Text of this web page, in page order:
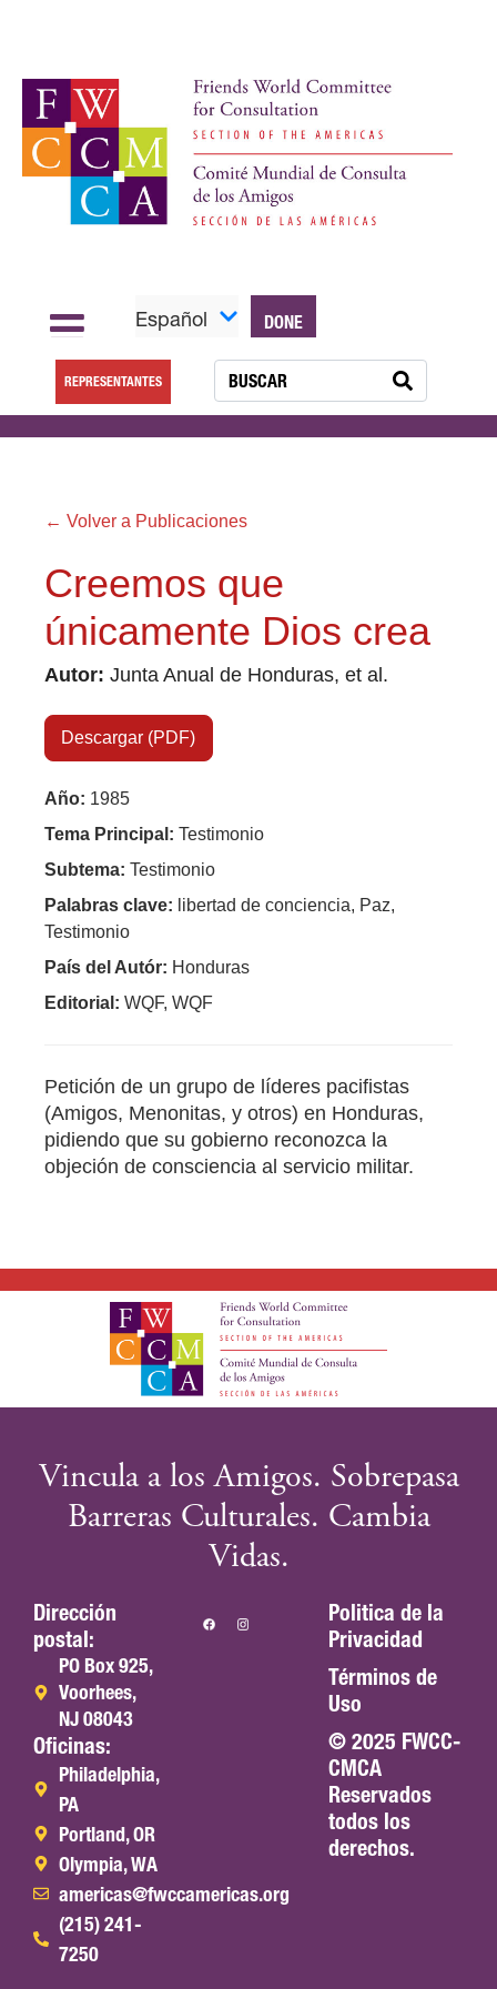
Español DONE
REPRESENTANTES
← Volver a Publicaciones
Creemos que
únicamente Dios crea
Autor: Junta Anual de Honduras, et al.
Descargar (PDF)
Año: 1985
Tema Principal: Testimonio
Subtema: Testimonio
Palabras clave: libertad de conciencia, Paz,
Testimonio
País del Autór: Honduras
Editorial: WQF, WQF
Petición de un grupo de líderes pacifistas
(Amigos, Menonitas, y otros) en Honduras,
pidiendo que su gobierno reconozca la
objeción de consciencia al servicio militar.
Vincula a los Amigos. Sobrepasa
Barreras Culturales. Cambia
Vidas.
Dirección
postal:
PO Box 925,
Voorhees,
NJ 08043
Oficinas:
Philadelphia,
PA
Portland, OR
Olympia, WA
americas@fwccamericas.org
(215) 241-
7250
Politica de la
Privacidad
Términos de
Uso
© 2025 FWCC-
CMCA
Reservados
todos los
derechos.